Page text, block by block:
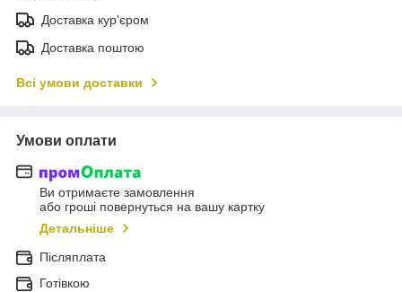
Доставка кур'єром
Доставка поштою
Всі умови доставки
Умови оплати
Ви отримаєте замовлення
або гроші повернуться на вашу картку
Детальніше
Післяплата
Готівкою